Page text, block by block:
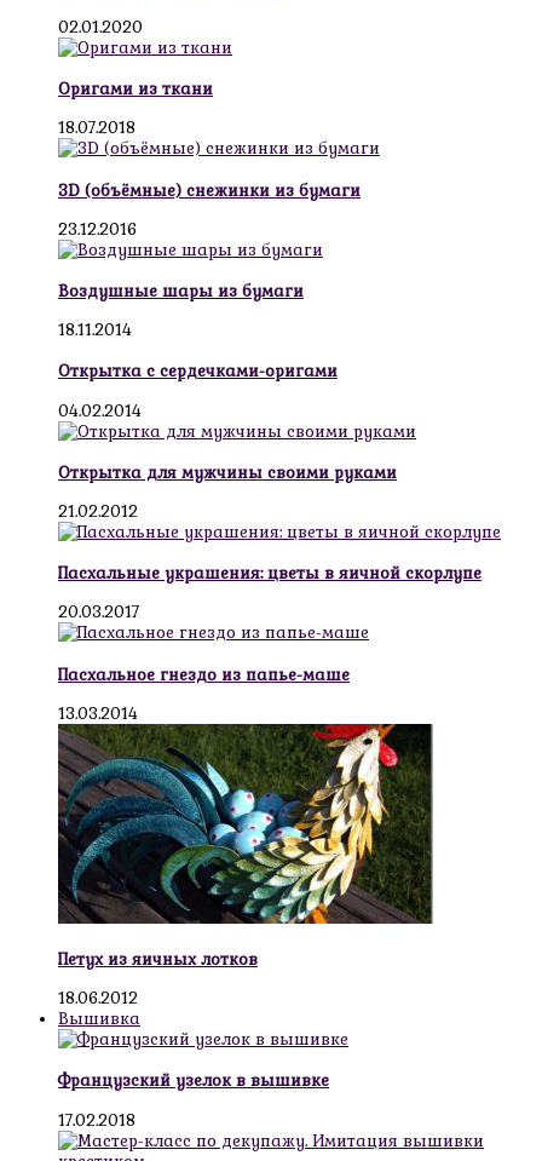
02.01.2020
Оригами из ткани
18.07.2018
3D (объёмные) снежинки из бумаги
23.12.2016
Воздушные шары из бумаги
18.11.2014
Открытка с сердечками-оригами
04.02.2014
Открытка для мужчины своими руками
21.02.2012
Пасхальные украшения: цветы в яичной скорлупе
20.03.2017
Пасхальное гнездо из папье-маше
13.03.2014
Петух из яичных лотков
18.06.2012
Вышивка
Французский узелок в вышивке
17.02.2018